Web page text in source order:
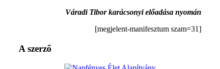
Váradi Tibor karácsonyi előadása nyomán
[megjelent-manifesztum szam=31]
A szerző